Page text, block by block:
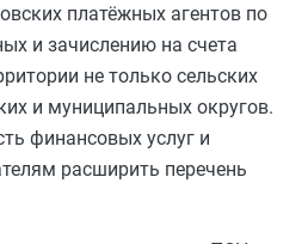
платёжных агентов по
и зачислению на счета
не только сельских
и муниципальных округов.
финансовых услуг и
расширить перечень